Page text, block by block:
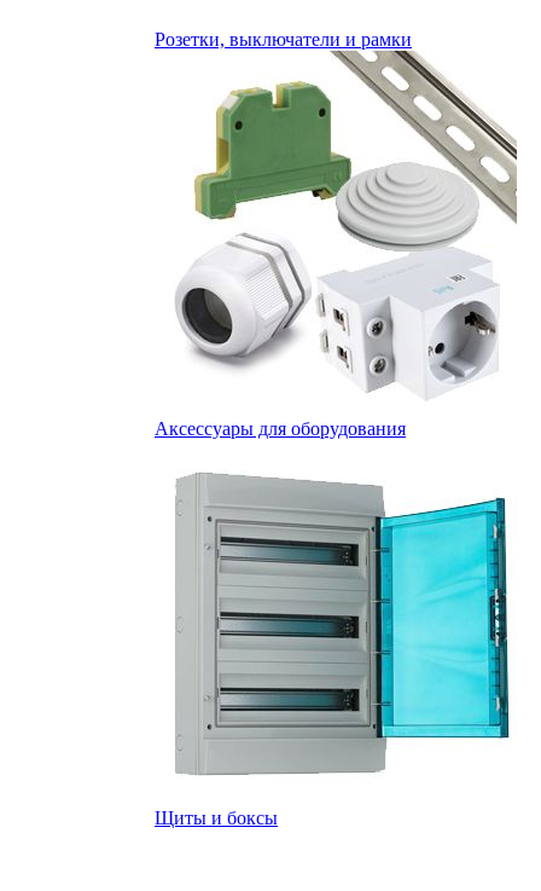
Розетки, выключатели и рамки
Аксессуары для оборудования
Щиты и боксы